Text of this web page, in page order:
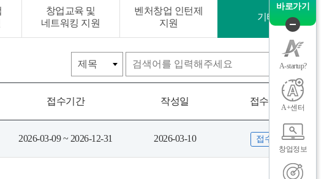
그
창업교육 및
네트워킹 지원
벤처창업 인턴제
지원
기타
검색
접수기간 작성일 접수상태
2026-03-09 ~ 2026-12-31 2026-03-10 접수중
바로가기
퀵
메
뉴
닫
기
A-startup?
A+센터
창업정보